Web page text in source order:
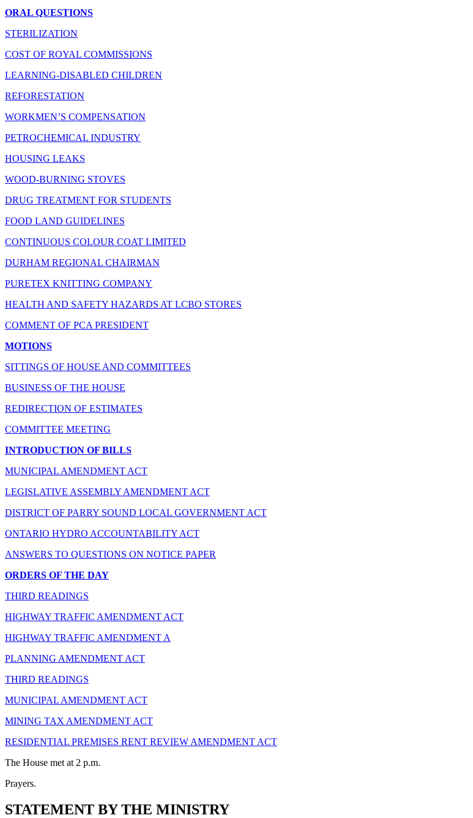
ORAL QUESTIONS
STERILIZATION
COST OF ROYAL COMMISSIONS
LEARNING-DISABLED CHILDREN
REFORESTATION
WORKMEN’S COMPENSATION
PETROCHEMICAL INDUSTRY
HOUSING LEAKS
WOOD-BURNING STOVES
DRUG TREATMENT FOR STUDENTS
FOOD LAND GUIDELINES
CONTINUOUS COLOUR COAT LIMITED
DURHAM REGIONAL CHAIRMAN
PURETEX KNITTING COMPANY
HEALTH AND SAFETY HAZARDS AT LCBO STORES
COMMENT OF PCA PRESIDENT
MOTIONS
SITTINGS OF HOUSE AND COMMITTEES
BUSINESS OF THE HOUSE
REDIRECTION OF ESTIMATES
COMMITTEE MEETING
INTRODUCTION OF BILLS
MUNICIPAL AMENDMENT ACT
LEGISLATIVE ASSEMBLY AMENDMENT ACT
DISTRICT OF PARRY SOUND LOCAL GOVERNMENT ACT
ONTARIO HYDRO ACCOUNTABILITY ACT
ANSWERS TO QUESTIONS ON NOTICE PAPER
ORDERS OF THE DAY
THIRD READINGS
HIGHWAY TRAFFIC AMENDMENT ACT
HIGHWAY TRAFFIC AMENDMENT A
PLANNING AMENDMENT ACT
THIRD READINGS
MUNICIPAL AMENDMENT ACT
MINING TAX AMENDMENT ACT
RESIDENTIAL PREMISES RENT REVIEW AMENDMENT ACT
The House met at 2 p.m.
Prayers.
STATEMENT BY THE MINISTRY